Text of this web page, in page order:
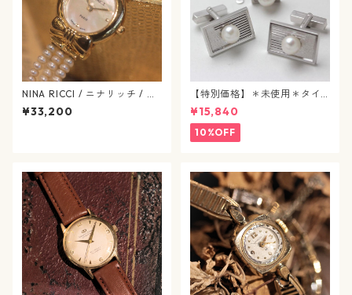
NINA RICCI / ニナリッチ / シ
ェル / リボン / ヴィンテージ
腕時計 / ninaricci-653-09
¥33,200
【特別価格】＊未使用＊タイ
タック&カフスボタン / パール
/ j92
¥15,840
10%OFF